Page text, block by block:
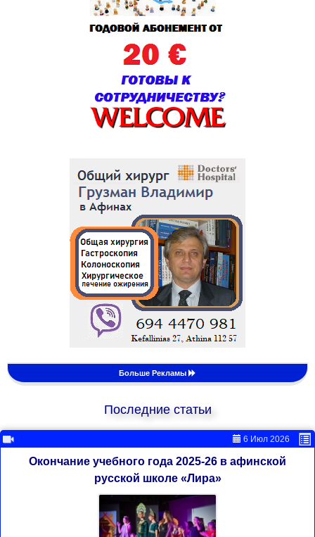
Больше Рекламы
Последние статьи
6 Июл 2026
Окончание учебного года 2025-26 в афинской
русской школе «Лира»